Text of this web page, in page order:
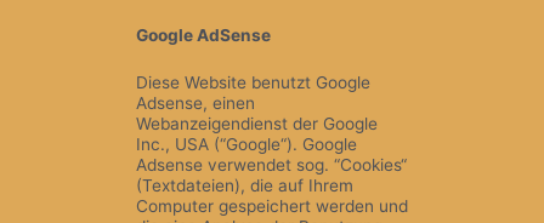
Google AdSense
Diese Website benutzt Google
Adsense, einen
Webanzeigendienst der Google
Inc., USA (“Google“). Google
Adsense verwendet sog. “Cookies“
(Textdateien), die auf Ihrem
Computer gespeichert werden und